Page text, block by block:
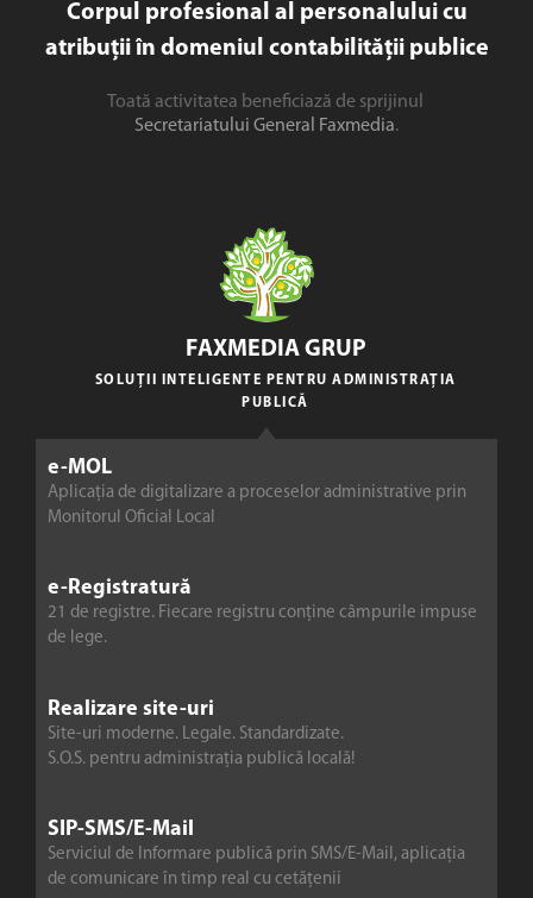
Corpul profesional al personalului cu
atribuții în domeniul contabilității publice
Toată activitatea beneficiază de sprijinul
Secretariatului General Faxmedia.
e-MOL
Aplicația de digitalizare a proceselor administrative prin
Monitorul Oficial Local
e-Registratură
21 de registre. Fiecare registru conține câmpurile impuse
de lege.
Realizare site-uri
Site-uri moderne. Legale. Standardizate.
S.O.S. pentru administrația publică locală!
SIP-SMS/E-Mail
Serviciul de Informare publică prin SMS/E-Mail, aplicația
de comunicare în timp real cu cetățenii
FAXMEDIA GRUP
SOLUȚII INTELIGENTE PENTRU ADMINISTRAȚIA
PUBLICĂ